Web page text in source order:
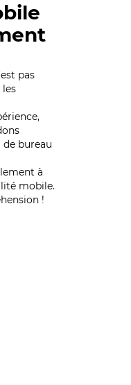
pas
bureau
à
mobile.
!